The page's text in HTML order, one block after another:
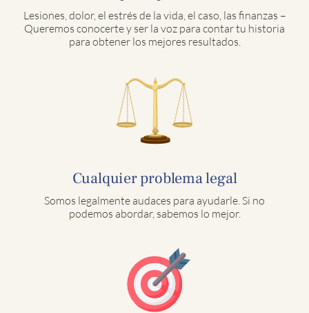
Lesiones, dolor, el estrés de la vida, el caso, las finanzas –
Queremos conocerte y ser la voz para contar tu historia
para obtener los mejores resultados.
Cualquier problema legal
Somos legalmente audaces para ayudarle. Si no
podemos abordar, sabemos lo mejor.